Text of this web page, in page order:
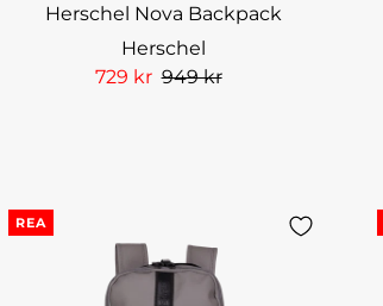
Herschel Nova Backpack
Herschel
729 kr 949 kr
REA